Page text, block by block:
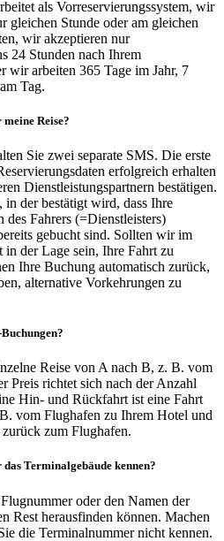
als Vorreservierungssystem, wir
gleichen Stunde oder am gleichen
wir akzeptieren nur
24 Stunden nach Ihrem
wir arbeiten 365 Tage im Jahr, 7
Tag.
Reise?
Sie zwei separate SMS. Die erste
erfolgreich erhalten
Dienstleistungspartnern bestätigen.
in der bestätigt wird, dass Ihre
des Fahrers (=Dienstleisters)
gebucht sind. Sollten wir im
der Lage sein, Ihre Fahrt zu
Ihre Buchung automatisch zurück,
alternative Vorkehrungen zu
Reise von A nach B, z. B. vom
Preis richtet sich nach der Anzahl
Hin- und Rückfahrt ist eine Fahrt
vom Flughafen zu Ihrem Hotel und
zum Flughafen.
Terminalgebäude kennen?
oder den Namen der
Rest herausfinden können. Machen
die Terminalnummer nicht kennen.